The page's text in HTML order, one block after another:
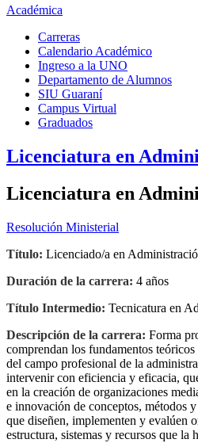
Académica
Carreras
Calendario Académico
Ingreso a la UNO
Departamento de Alumnos
SIU Guaraní
Campus Virtual
Graduados
Licenciatura en
Licenciatura en
Resolución Ministerial
Título: Licenciado/a en
Duración de la carrera: 4 años
Título Intermedio: Tecnicatura en
Descripción de la carrera: Forma
comprendan los fundamentos
del campo profesional de la
intervenir con eficiencia y eficacia,
en la creación de organizaciones
e innovación de conceptos, métodos
que diseñen, implementen y evalúen
estructura, sistemas y recursos que la